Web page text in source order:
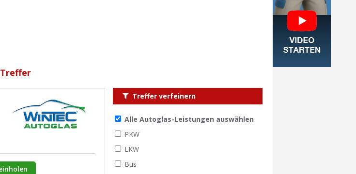
Treffer
Treffer verfeinern
Alle Autoglas-Leistungen auswählen
PKW
LKW
Bus